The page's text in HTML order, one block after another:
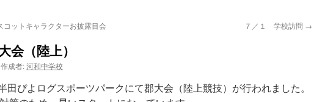
ットキャラクターお披露目会 ７／１ 学校訪問 →
（陸上）
作成者:河和中学校
田ぴよログスポーツパークにて郡大会（陸上競技）が行われました。